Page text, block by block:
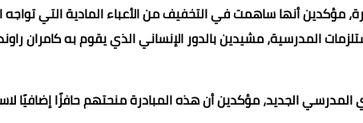
مؤكدين أنها ساهمت في التخفيف من الأعباء المادية التي
المدرسية، مشيدين بالدور الإنساني الذي يقوم به كامران
الجديد، مؤكدين أن هذه المبادرة منحتهم حافزًا إضافيًا